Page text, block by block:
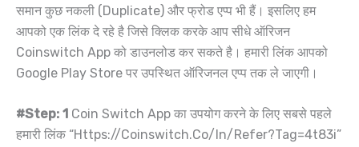
समान कुछ नकली (Duplicate) और फ्रोड एप्प भी हैं। इसलिए हम
आपको एक लिंक दे रहे है जिसे क्लिक करके आप सीधे ऑरिजन
Coinswitch App को डाउनलोड कर सकते है। हमारी लिंक आपको
Google Play Store पर उपस्थित ऑरिजनल एप्प तक ले जाएगी।
#Step: 1 Coin Switch App का उपयोग करने के लिए सबसे पहले
हमारी लिंक “Https://Coinswitch.Co/In/Refer?Tag=4t83i”